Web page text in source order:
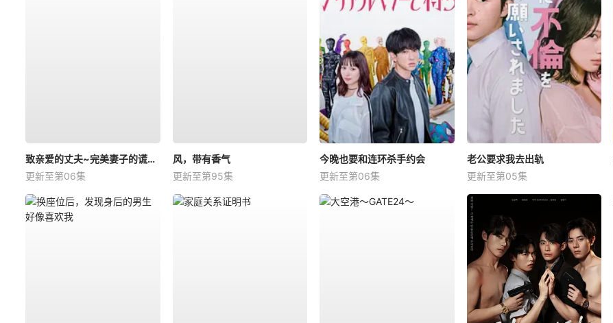
致亲爱的丈夫~完美妻子的谎言~
更新至第06集
风，带有香气
更新至第95集
今晚也要和连环杀手约会
更新至第06集
老公要求我去出轨
更新至第05集